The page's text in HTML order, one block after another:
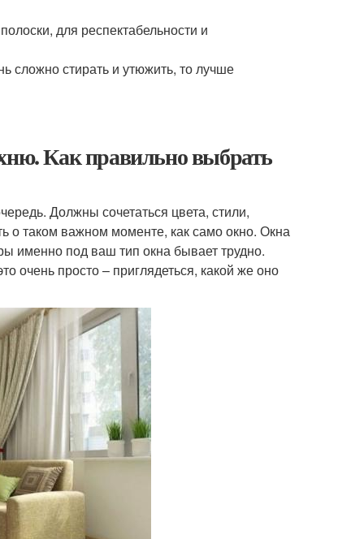
для респектабельности и
сложно стирать и утюжить, то лучше
Как правильно выбрать
Должны сочетаться цвета, стили,
о таком важном моменте, как само окно. Окна
именно под ваш тип окна бывает трудно.
очень просто – приглядеться, какой же оно